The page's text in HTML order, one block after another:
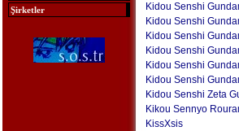
Şirketler
Kidou Senshi
Kidou Senshi
Kidou Senshi
Kidou Senshi
Kidou Senshi
Kidou Senshi
Kidou Senshi Zeta
Kikou Sennyo
KissXsis